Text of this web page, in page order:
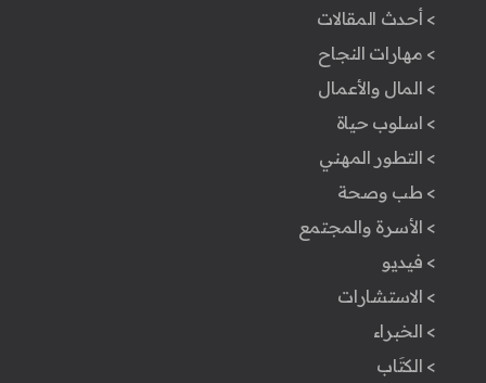
> أحدث المقالات
> مهارات النجاح
> المال والأعمال
> اسلوب حياة
> التطور المهني
> طب وصحة
> الأسرة والمجتمع
> فيديو
> الاستشارات
> الخبراء
> الكتَاب